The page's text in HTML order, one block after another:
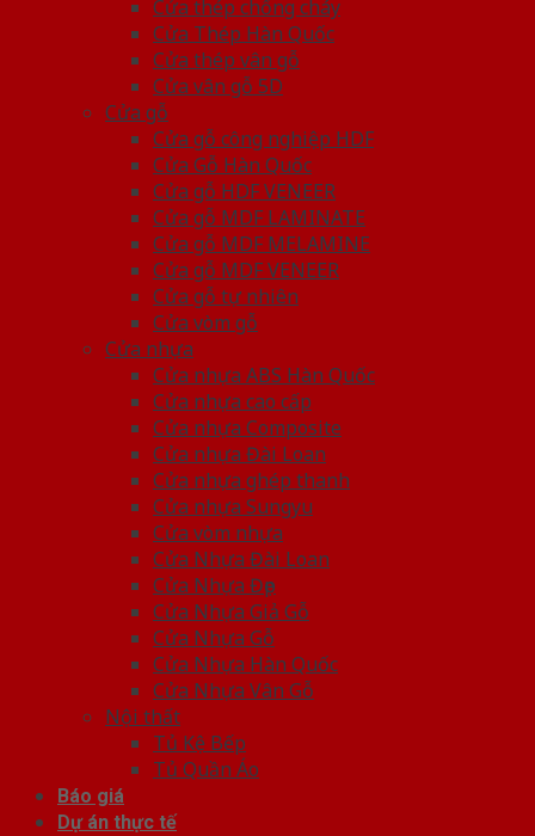
Cửa thép chống cháy
Cửa Thép Hàn Quốc
Cửa thép vân gỗ
Cửa vân gỗ 5D
Cửa gỗ
Cửa gỗ công nghiệp HDF
Cửa Gỗ Hàn Quốc
Cửa gỗ HDF VENEER
Cửa gỗ MDF LAMINATE
Cửa gỗ MDF MELAMINE
Cửa gỗ MDF VENEER
Cửa gỗ tự nhiên
Cửa vòm gỗ
Cửa nhựa
Cửa nhựa ABS Hàn Quốc
Cửa nhựa cao cấp
Cửa nhựa Composite
Cửa nhựa Đài Loan
Cửa nhựa ghép thanh
Cửa nhựa Sungyu
Cửa vòm nhựa
Cửa Nhựa Đài Loan
Cửa Nhựa Đẹp
Cửa Nhựa Giả Gỗ
Cửa Nhựa Gỗ
Cửa Nhựa Hàn Quốc
Cửa Nhựa Vân Gỗ
Nội thất
Tủ Kệ Bếp
Tủ Quần Áo
Báo giá
Dự án thực tế